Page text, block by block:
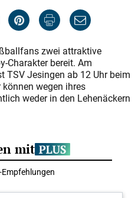
zwei attraktive
Charakter bereit. Am
TSV Jesingen ab 12 Uhr beim
wegen ihres
weder in den Lehenäckern